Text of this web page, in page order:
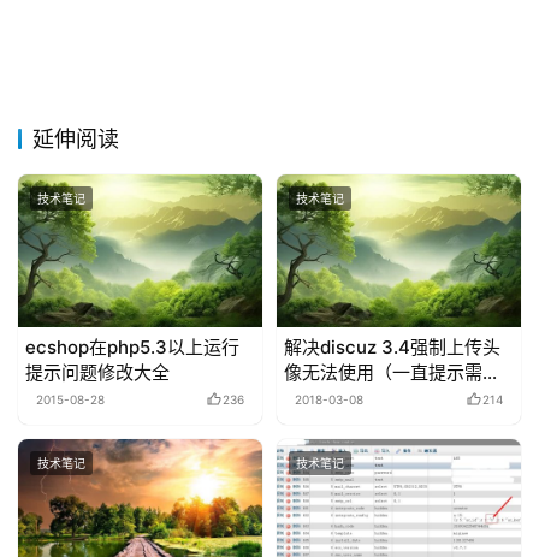
延伸阅读
技术笔记
ecshop在php5.3以上运行
提示问题修改大全
2015-08-28 236
技术笔记
解决discuz 3.4强制上传头
像无法使用（一直提示需要
上传头像）的问题
2018-03-08 214
技术笔记 技术笔记